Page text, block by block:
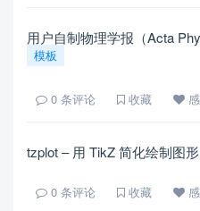
用户自制物理学报（Acta
模板
0 条评论 收藏
tzplot – 用 TikZ 简化绘制图
0 条评论 收藏